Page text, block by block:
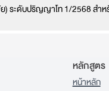
) ระดับปริญญาโท 1/2568 สำห
หลักสูตร
หน้าหลัก